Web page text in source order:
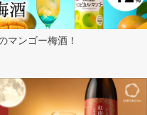
マンゴー梅酒！